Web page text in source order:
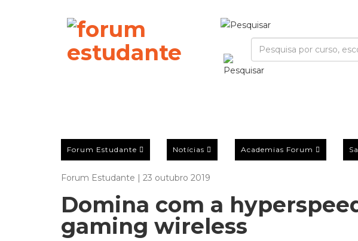
Forum Estudante Notícias Academias Forum
Forum Estudante | 23 outubro 2019
Domina com a
gaming wireless